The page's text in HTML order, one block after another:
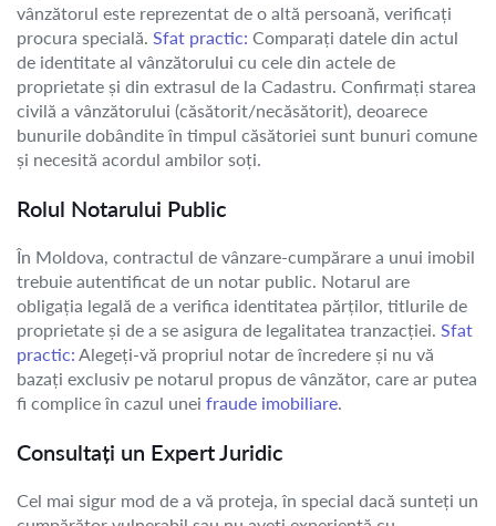
vânzătorul este reprezentat de o altă persoană, verificați
procura specială. Sfat practic: Comparați datele din actul
de identitate al vânzătorului cu cele din actele de
proprietate și din extrasul de la Cadastru. Confirmați starea
civilă a vânzătorului (căsătorit/necăsătorit), deoarece
bunurile dobândite în timpul căsătoriei sunt bunuri comune
și necesită acordul ambilor soți.
Rolul Notarului Public
În Moldova, contractul de vânzare-cumpărare a unui imobil
trebuie autentificat de un notar public. Notarul are
obligația legală de a verifica identitatea părților, titlurile de
proprietate și de a se asigura de legalitatea tranzacției. Sfat
practic: Alegeți-vă propriul notar de încredere și nu vă
bazați exclusiv pe notarul propus de vânzător, care ar putea
fi complice în cazul unei fraude imobiliare.
Consultați un Expert Juridic
Cel mai sigur mod de a vă proteja, în special dacă sunteți un